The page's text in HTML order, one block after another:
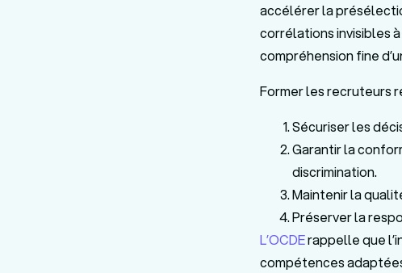
accélérer la
corrélations invisibles
compréhension fine
Former les recruteurs
Sécuriser les
Garantir la
discrimination.
Maintenir la
Préserver la
L’OCDErappelle que
compétences